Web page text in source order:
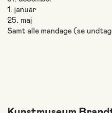
1. januar
25. maj
Samt alle mandage (se